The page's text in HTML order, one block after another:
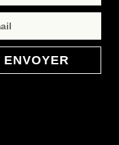
ENVOYER